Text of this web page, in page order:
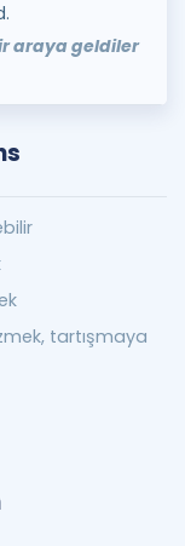
araya geldiler
tartışmaya